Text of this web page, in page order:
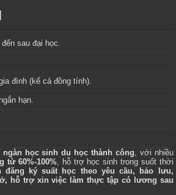
sau đại học.
đình (kể cả đồng tính).
hạn.
ngàn học sinh du học thành công, với nhiều
từ 60%-100%, hỗ trợ học sinh trong suốt thời
đăng ký suất học theo yêu cầu, bảo lưu,
hỗ trợ xin việc làm thực tập có lương sau